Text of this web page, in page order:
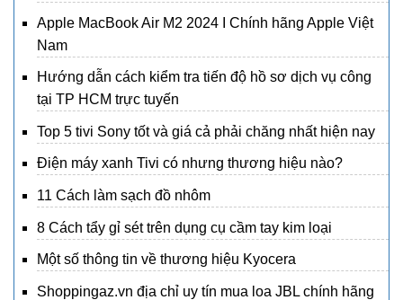
Apple MacBook Air M2 2024 I Chính hãng Apple Việt
Nam
Hướng dẫn cách kiểm tra tiến độ hồ sơ dịch vụ công
tại TP HCM trực tuyến
Top 5 tivi Sony tốt và giá cả phải chăng nhất hiện nay
Điện máy xanh Tivi có nhưng thương hiệu nào?
11 Cách làm sạch đồ nhôm
8 Cách tẩy gỉ sét trên dụng cụ cầm tay kim loại
Một số thông tin về thương hiệu Kyocera
Shoppingaz.vn địa chỉ uy tín mua loa JBL chính hãng